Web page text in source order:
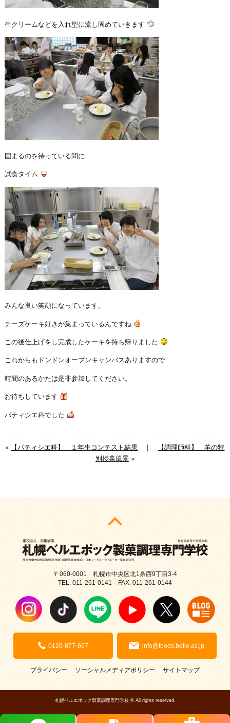
生クリームなどを入れ型に流し固めていきます
固まるのを待っている間に
試食タイム
みんな良い笑顔になっています。
チーズケーキ好きが集まっているんですね
この後仕上げをし完成したケーキを持ち帰りました
これからもドンドンオープンキャンパスありますので
時間のあるかたは是非参加してください。
お待ちしています
パティシエ科でした
« 【パティシエ科】 １年生コンテスト結果 ｜
【調理師科】 羊の特
別授業風景»
〒060-0001 札幌市中央区北1条西9丁目3-4
TEL. 011-261-0141 FAX. 011-261-0144
0120-877-667 info@foods.belle.ac.jp
プライバシー ソーシャルメディアポリシー サイトマップ
札幌ベルエポック製菓調理専門学校 © All rights reserved.